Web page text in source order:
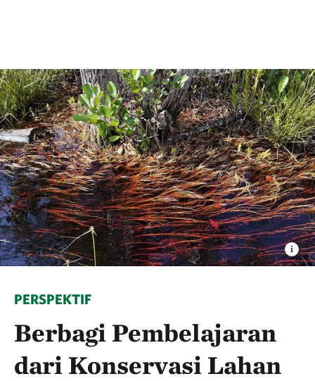
PERSPEKTIF
Berbagi Pembelajaran
dari Konservasi Lahan